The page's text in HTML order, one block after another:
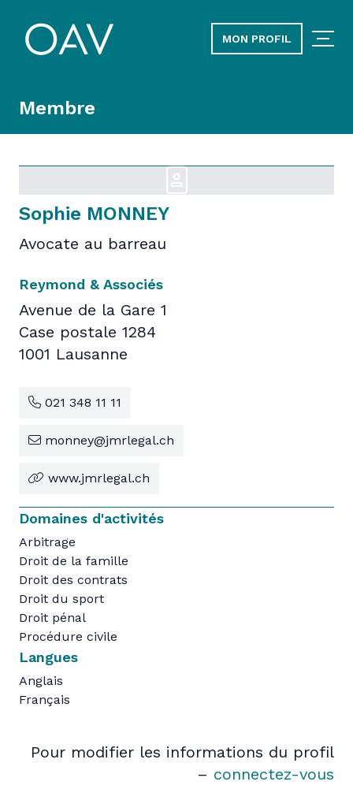
MON PROFIL
Membre
Sophie MONNEY
Avocate au barreau
Reymond & Associés
Avenue de la Gare 1
Case postale 1284
1001 Lausanne
021 348 11 11
monney@jmrlegal.ch
www.jmrlegal.ch
Domaines d'activités
Arbitrage
Droit de la famille
Droit des contrats
Droit du sport
Droit pénal
Procédure civile
Langues
Anglais
Français
Pour modifier les informations du profil
– connectez-vous